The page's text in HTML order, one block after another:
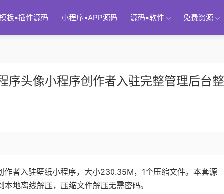
板▪插件源码 小程序▪APP源码 源码▪软件 免费资源
序头像小程序创作者入驻完整管理后台整
者入驻壁纸小程序，大小230.35M，1个压缩文件。本套源
地离线解压，压缩文件解压无需密码。